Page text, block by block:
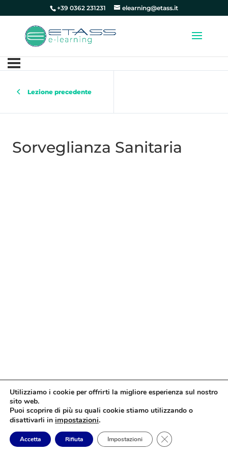
+39 0362 231231 elearning@etass.it
Lezione precedente
Sorveglianza Sanitaria
Utilizziamo i cookie per offrirti la migliore esperienza sul nostro
sito web.
Puoi scoprire di più su quali cookie stiamo utilizzando o
disattivarli in impostazioni.
Accetta Rifiuta Impostazioni Close GDPR